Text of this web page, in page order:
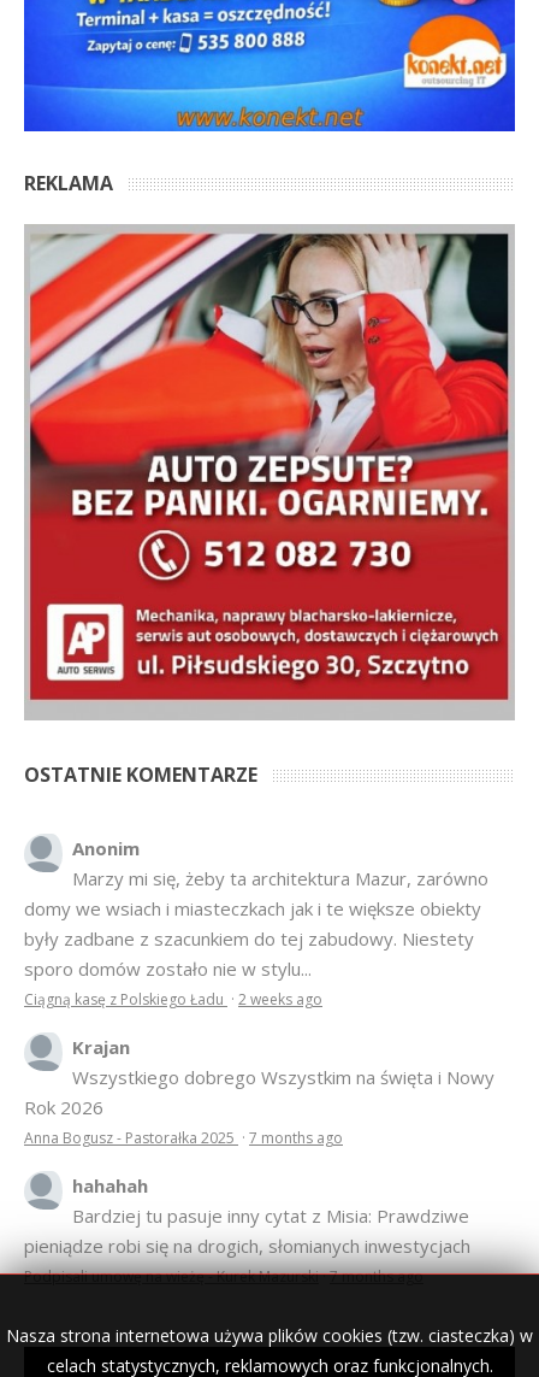
REKLAMA
OSTATNIE KOMENTARZE
Anonim
Marzy mi się, żeby ta architektura Mazur, zarówno
domy we wsiach i miasteczkach jak i te większe obiekty
były zadbane z szacunkiem do tej zabudowy. Niestety
sporo domów zostało nie w stylu...
Ciągną kasę z Polskiego Ładu · 2 weeks ago
Krajan
Wszystkiego dobrego Wszystkim na święta i Nowy
Rok 2026
Anna Bogusz - Pastorałka 2025 · 7 months ago
hahahah
Bardziej tu pasuje inny cytat z Misia: Prawdziwe
pieniądze robi się na drogich, słomianych inwestycjach
Podpisali umowę na wieżę - Kurek Mazurski·7 months ago
Nasza strona internetowa używa plików cookies (tzw. ciasteczka) w
celach statystycznych, reklamowych oraz funkcjonalnych.